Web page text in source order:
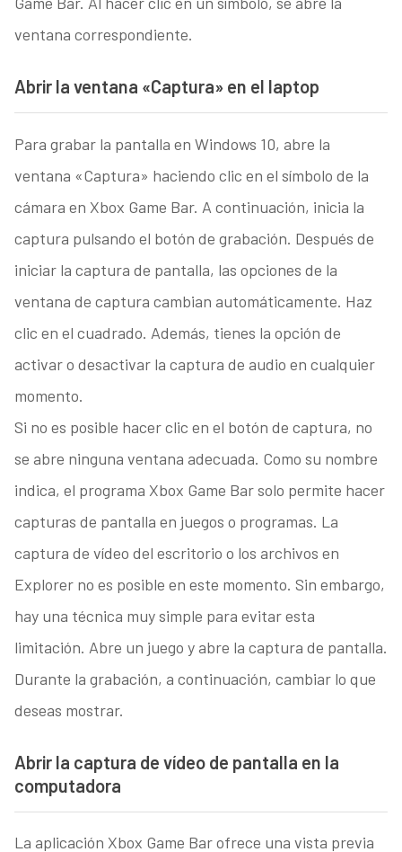
ventana correspondiente.
Abrir la ventana «Captura» en el laptop
Para grabar la pantalla en Windows 10, abre la
ventana «Captura» haciendo clic en el símbolo de la
cámara en Xbox Game Bar. A continuación, inicia la
captura pulsando el botón de grabación. Después de
iniciar la captura de pantalla, las opciones de la
ventana de captura cambian automáticamente. Haz
clic en el cuadrado. Además, tienes la opción de
activar o desactivar la captura de audio en cualquier
momento.
Si no es posible hacer clic en el botón de captura, no
se abre ninguna ventana adecuada. Como su nombre
indica, el programa Xbox Game Bar solo permite hacer
capturas de pantalla en juegos o programas. La
captura de vídeo del escritorio o los archivos en
Explorer no es posible en este momento. Sin embargo,
hay una técnica muy simple para evitar esta
limitación. Abre un juego y abre la captura de pantalla.
Durante la grabación, a continuación, cambiar lo que
deseas mostrar.
Abrir la captura de vídeo de pantalla en la
computadora
La aplicación Xbox Game Bar ofrece una vista previa